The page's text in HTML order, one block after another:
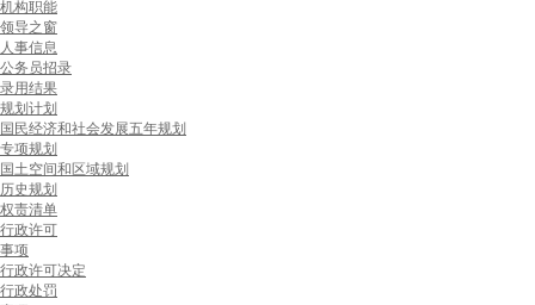
机构职能
领导之窗
人事信息
公务员招录
录用结果
规划计划
国民经济和社会发展五年规划
专项规划
国土空间和区域规划
历史规划
权责清单
行政许可
事项
行政许可决定
行政处罚